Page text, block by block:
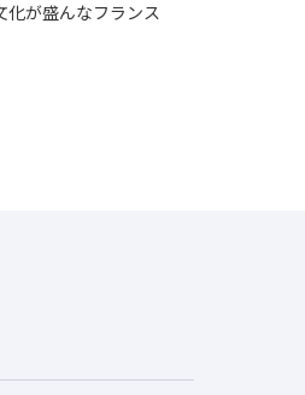
化が盛んなフランス